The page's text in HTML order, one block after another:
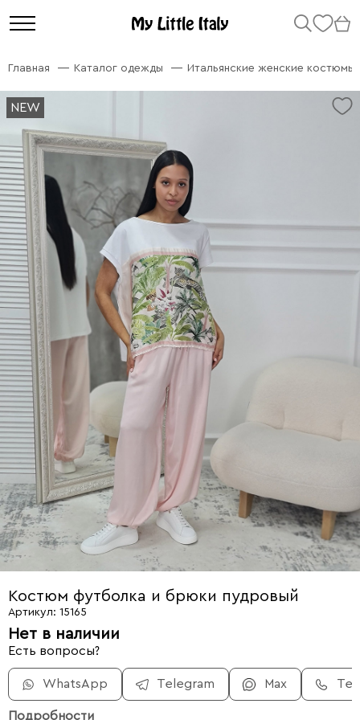
Главная Каталог одежды Итальянские женские
NEW
NEW
Костюм футболка и брюки пудровый
Артикул: 15165
Нет в наличии
Есть вопросы?
WhatsApp Telegram Max
Подробности